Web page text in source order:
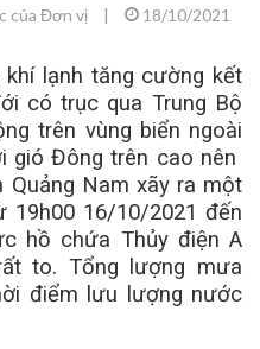
của Đơn vị | 18/10/2021
lạnh tăng cường kết
có trục qua Trung Bộ
trên vùng biển ngoài
gió Đông trên cao nên
Nam xãy ra một
16/10/2021 đến
hồ chứa Thủy điện A
to. Tổng lượng mưa
điểm lưu lượng nước